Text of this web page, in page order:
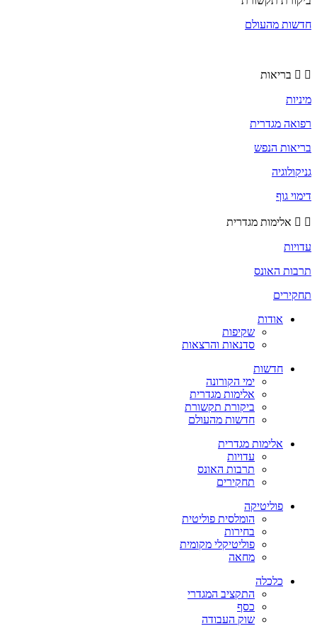
חדשות מהעולם
בריאות
מיניות
רפואה מגדרית
בריאות הנפש
גניקולוגיה
דימוי גוף
אלימות מגדרית
עדויות
תרבות האונס
תחקירים
אודות
שקיפות
סדנאות והרצאות
חדשות
ימי הקורונה
אלימות מגדרית
ביקורת תקשורת
חדשות מהעולם
אלימות מגדרית
עדויות
תרבות האונס
תחקירים
פוליטיקה
הומלסית פוליטית
בחירות
פוליטיקלי מקומית
מחאה
כלכלה
התקציב המגדרי
כסף
שוק העבודה